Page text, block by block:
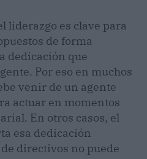
liderazgo es clave para
de forma
dedicación que
Por eso en muchos
venir de un agente
actuar en momentos
En otros casos, el
esa dedicación
directivos no puede